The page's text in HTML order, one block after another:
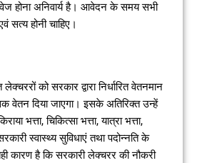
होना अनिवार्य है। आवेदन के समय सभी
सत्य होनी चाहिए।
को सरकार द्वारा निर्धारित वेतनमान
वेतन दिया जाएगा। इसके अतिरिक्त उन्हें
भत्ता, चिकित्सा भत्ता, यात्रा भत्ता,
स्वास्थ्य सुविधाएं तथा पदोन्नति के
कारण है कि सरकारी लेक्चरर की नौकरी